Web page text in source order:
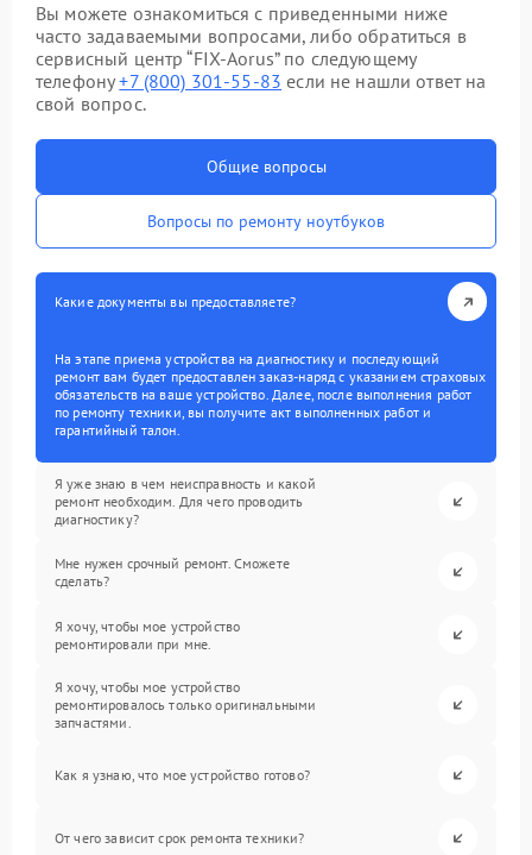
Вы можете ознакомиться с приведенными ниже
часто задаваемыми вопросами, либо обратиться в
сервисный центр “FIX-Aorus” по следующему
телефону+7 (800) 301-55-83 если не нашли ответ на
свой вопрос.
Общие вопросы
Вопросы по ремонту ноутбуков
Какие документы вы предоставляете?
На этапе приема устройства на диагностику и последующий
ремонт вам будет предоставлен заказ-наряд с указанием страховых
обязательств на ваше устройство. Далее, после выполнения работ
по ремонту техники, вы получите акт выполненных работ и
гарантийный талон.
Я уже знаю в чем неисправность и какой
ремонт необходим. Для чего проводить
диагностику?
Мне нужен срочный ремонт. Сможете
сделать?
Я хочу, чтобы мое устройство
ремонтировали при мне.
Я хочу, чтобы мое устройство
ремонтировалось только оригинальными
запчастями.
Как я узнаю, что мое устройство готово?
От чего зависит срок ремонта техники?